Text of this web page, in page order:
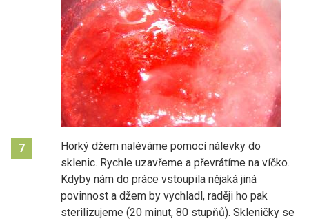
7
Horký džem naléváme pomocí nálevky do
sklenic. Rychle uzavřeme a převrátíme na víčko.
Kdyby nám do práce vstoupila nějaká jiná
povinnost a džem by vychladl, raději ho pak
sterilizujeme (20 minut, 80 stupňů). Skleničky se